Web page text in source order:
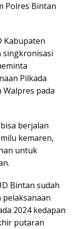
Polres Bintan
Kabupaten
singkronisasi
Pilkada
Walpres pada
berjalan
kemaren,
untuk
Bintan sudah
2024 kedapan
putaran